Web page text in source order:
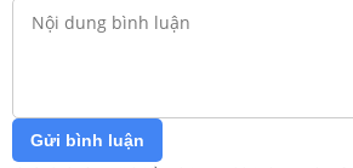
Gửi bình luận